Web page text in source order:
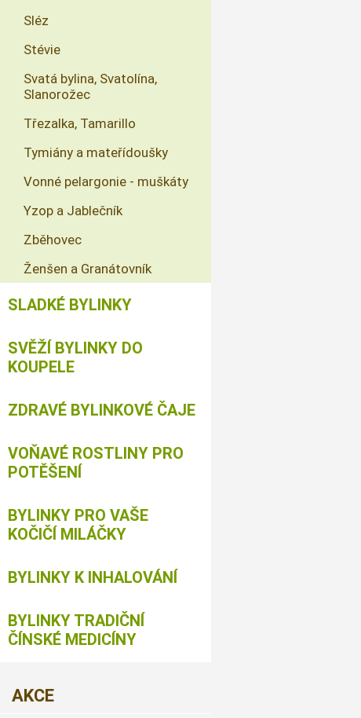
Sléz
Stévie
Svatá bylina, Svatolína,
Slanorožec
Třezalka, Tamarillo
Tymiány a mateřídoušky
Vonné pelargonie - muškáty
Yzop a Jablečník
Zběhovec
Ženšen a Granátovník
SLADKÉ BYLINKY
SVĚŽÍ BYLINKY DO
KOUPELE
ZDRAVÉ BYLINKOVÉ ČAJE
VOŇAVÉ ROSTLINY PRO
POTĚŠENÍ
BYLINKY PRO VAŠE
KOČIČÍ MILÁČKY
BYLINKY K INHALOVÁNÍ
BYLINKY TRADIČNÍ
ČÍNSKÉ MEDICÍNY
AKCE